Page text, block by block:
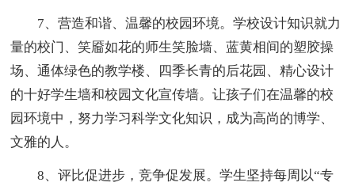
7、营造和谐、温馨的校园环境。学校设计知识就力
量的校门、笑靥如花的师生笑脸墙、蓝黄相间的塑胶操
场、通体绿色的教学楼、四季长青的后花园、精心设计
的十好学生墙和校园文化宣传墙。让孩子们在温馨的校
园环境中，努力学习科学文化知识，成为高尚的博学、
文雅的人。
8、评比促进步，竞争促发展。学生坚持每周以“专